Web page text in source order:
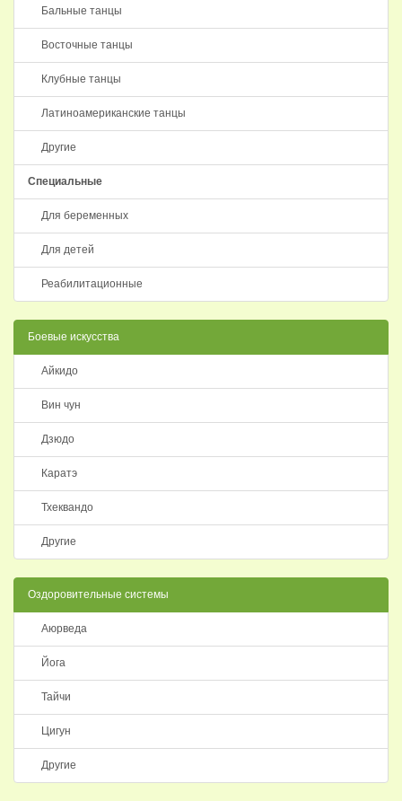
Бальные танцы
Восточные танцы
Клубные танцы
Латиноамериканские танцы
Другие
Специальные
Для беременных
Для детей
Реабилитационные
Боевые искусства
Айкидо
Вин чун
Дзюдо
Каратэ
Тхеквандо
Другие
Оздоровительные системы
Аюрведа
Йога
Тайчи
Цигун
Другие